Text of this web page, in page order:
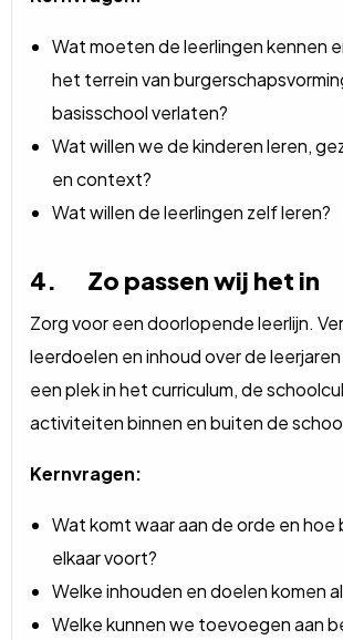
Wat moeten de leerlingen kennen
het terrein van
basisschool verlaten?
Wat willen we de kinderen leren,
en context?
Wat willen de leerlingen zelf leren?
4. Zo passen wij het in
Zorg voor een doorlopende leerlijn.
leerdoelen en inhoud over de
een plek in het curriculum, de
activiteiten binnen en buiten de
Kernvragen:
Wat komt waar aan de orde en
elkaar voort?
Welke inhouden en doelen komen
Welke kunnen we toevoegen aan